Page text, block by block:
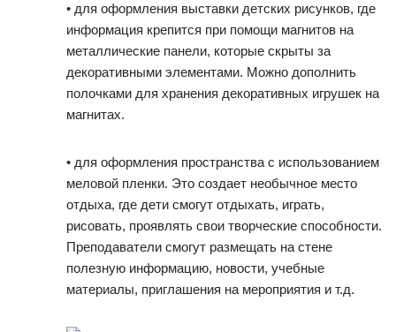
• для оформления выставки детских рисунков, где
информация крепится при помощи магнитов на
металлические панели, которые скрыты за
декоративными элементами. Можно дополнить
полочками для хранения декоративных игрушек на
магнитах.
• для оформления пространства с использованием
меловой пленки. Это создает необычное место
отдыха, где дети смогут отдыхать, играть,
рисовать, проявлять свои творческие способности.
Преподаватели смогут размещать на стене
полезную информацию, новости, учебные
материалы, приглашения на мероприятия и т.д.